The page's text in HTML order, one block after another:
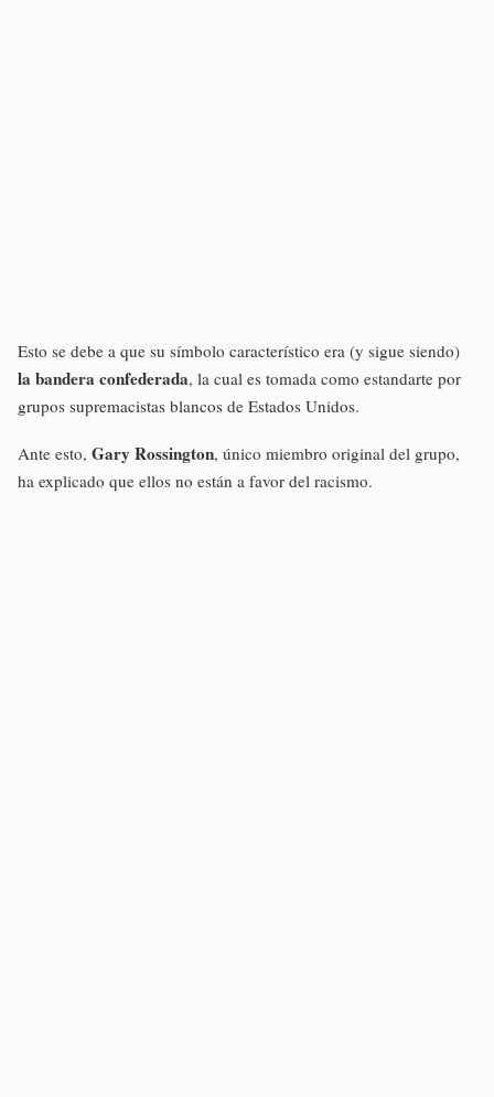
Esto se debe a que su símbolo característico era (y sigue siendo)
la bandera confederada, la cual es tomada como estandarte por
grupos supremacistas blancos de Estados Unidos.
Ante esto, Gary Rossington, único miembro original del grupo,
ha explicado que ellos no están a favor del racismo.